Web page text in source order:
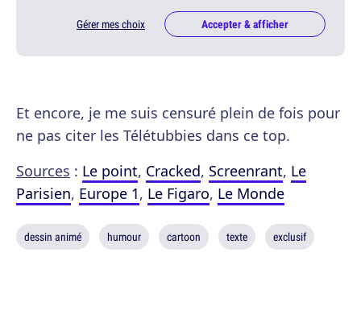
Gérer mes choix Accepter & afficher
Et encore, je me suis censuré plein de fois pour
ne pas citer les Télétubbies dans ce top.
Sources : Le point, Cracked, Screenrant, Le
Parisien, Europe 1, Le Figaro, Le Monde
dessin animé humour cartoon texte exclusif